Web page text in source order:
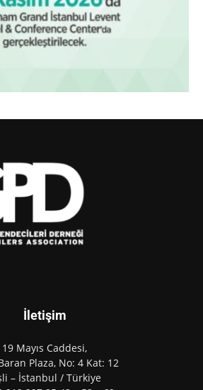
İletişim
19 Mayıs Caddesi,
Plaza, No: 4 Kat: 12
– İstanbul / Türkiye